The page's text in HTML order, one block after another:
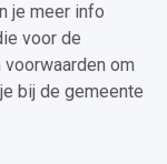
je meer info
voor de
om
bij de gemeente